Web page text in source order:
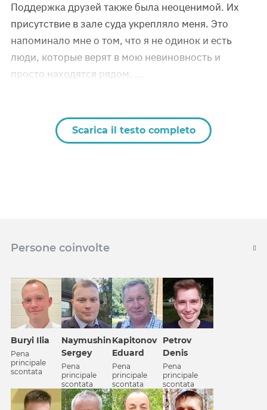
Поддержка друзей также была неоценимой. Их
присутствие в зале суда укрепляло меня. Это
напоминало мне о том, что я не одинок и есть
люди, которые верят в мою невиновность и
просто находятся рядом. …
Scarica il testo completo
Persone coinvolte
Buryi Ilia
Pena
principale
scontata
Naymushin
Sergey
Pena
principale
scontata
Kapitonov
Eduard
Pena
principale
scontata
Petrov
Denis
Pena
principale
scontata